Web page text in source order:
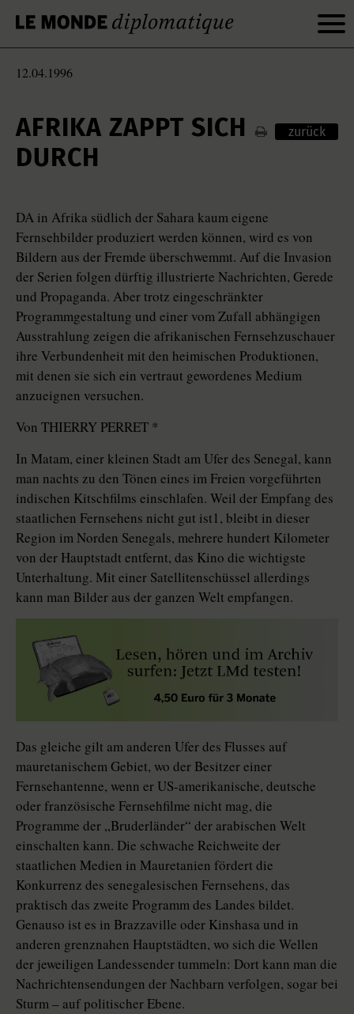
12.04.1996
AFRIKA ZAPPT SICH
DURCH
zurück
DA in Afrika südlich der Sahara kaum eigene
Fernsehbilder produziert werden können, wird es von
Bildern aus der Fremde überschwemmt. Auf die Invasion
der Serien folgen dürftig illustrierte Nachrichten, Gerede
und Propaganda. Aber trotz eingeschränkter
Programmgestaltung und einer vom Zufall abhängigen
Ausstrahlung zeigen die afrikanischen Fernsehzuschauer
ihre Verbundenheit mit den heimischen Produktionen,
mit denen sie sich ein vertraut gewordenes Medium
anzueignen versuchen.
Von THIERRY PERRET *
In Matam, einer kleinen Stadt am Ufer des Senegal, kann
man nachts zu den Tönen eines im Freien vorgeführten
indischen Kitschfilms einschlafen. Weil der Empfang des
staatlichen Fernsehens nicht gut ist1, bleibt in dieser
Region im Norden Senegals, mehrere hundert Kilometer
von der Hauptstadt entfernt, das Kino die wichtigste
Unterhaltung. Mit einer Satellitenschüssel allerdings
kann man Bilder aus der ganzen Welt empfangen.
Das gleiche gilt am anderen Ufer des Flusses auf
mauretanischem Gebiet, wo der Besitzer einer
Fernsehantenne, wenn er US-amerikanische, deutsche
oder französische Fernsehfilme nicht mag, die
Programme der „Bruderländer“ der arabischen Welt
einschalten kann. Die schwache Reichweite der
staatlichen Medien in Mauretanien fördert die
Konkurrenz des senegalesischen Fernsehens, das
praktisch das zweite Programm des Landes bildet.
Genauso ist es in Brazzaville oder Kinshasa und in
anderen grenznahen Hauptstädten, wo sich die Wellen
der jeweiligen Landessender tummeln: Dort kann man die
Nachrichtensendungen der Nachbarn verfolgen, sogar bei
Sturm – auf politischer Ebene.